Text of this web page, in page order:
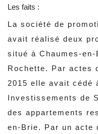
Les faits :
La société de
avait réalisé deux
situé à Chaumes-
Rochette. Par actes
2015 elle avait cédé
Investissements de
des appartements
en-Brie. Par un acte